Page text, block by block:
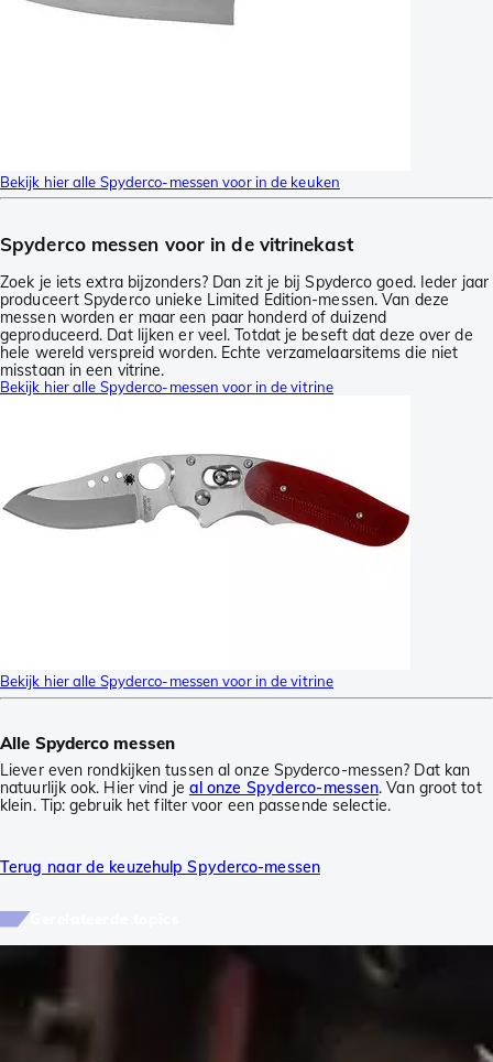
Bekijk hier alle Spyderco-messen voor in de keuken
Spyderco messen voor in de vitrinekast
Zoek je iets extra bijzonders? Dan zit je bij Spyderco goed. Ieder jaar
produceert Spyderco unieke Limited Edition-messen. Van deze
messen worden er maar een paar honderd of duizend
geproduceerd. Dat lijken er veel. Totdat je beseft dat deze over de
hele wereld verspreid worden. Echte verzamelaarsitems die niet
misstaan in een vitrine.
Bekijk hier alle Spyderco-messen voor in de vitrine
Bekijk hier alle Spyderco-messen voor in de vitrine
Alle Spyderco messen
Liever even rondkijken tussen al onze Spyderco-messen? Dat kan
natuurlijk ook. Hier vind je al onze Spyderco-messen. Van groot tot
klein. Tip: gebruik het filter voor een passende selectie.
Terug naar de keuzehulp Spyderco-messen
Gerelateerde topics